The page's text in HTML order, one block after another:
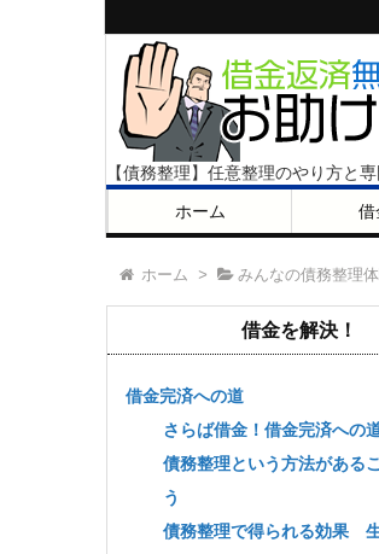
【債務整理】任意整理のやり方と
ホーム
借
ホーム > みんなの債務整理
借金を解決！
借金完済への道
さらば借金！借金完済への
債務整理という方法がある
う
債務整理で得られる効果